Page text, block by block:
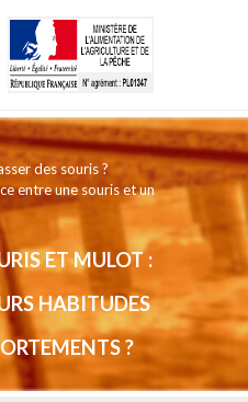
des souris ?
entre une souris et un
ET MULOT :
HABITUDES
?